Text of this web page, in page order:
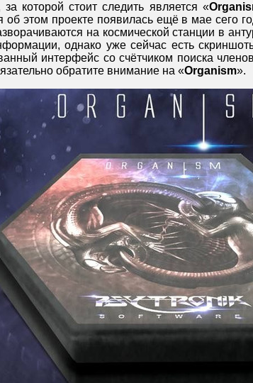
которой стоит следить является «
этом проекте появилась ещё в мае сего
на космической станции в
однако уже сейчас есть
интерфейс со счётчиком поиска
обратите внимание на «Organism».